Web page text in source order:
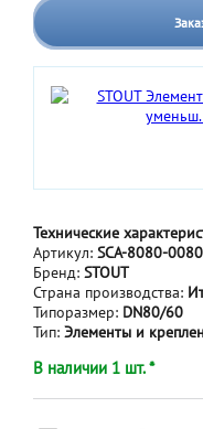
Технические
Артикул: SCA-8080-
Бренд: STOUT
Страна производства:
Типоразмер: DN80/60
Тип: Элементы и
В наличии 1 шт. *